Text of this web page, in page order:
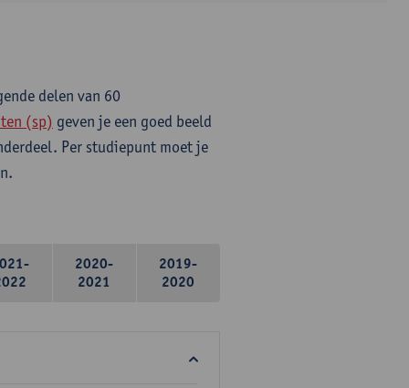
delen van 60
(sp) geven je een goed beeld
Per studiepunt moet je
2020-
2021
2019-
2020